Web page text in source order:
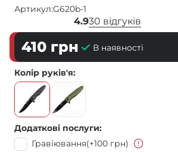
Артикул:G620b-1
4.930 відгуків
410 грн В наявності
Колір руків'я
Додаткові послуги
Гравіювання(+100 грн)